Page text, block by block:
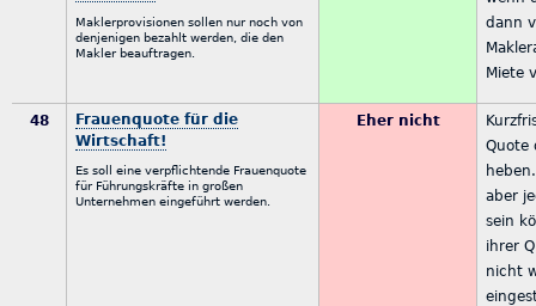
Maklerprovisionen sollen nur noch von
denjenigen bezahlt werden, die den
Makler beauftragen.
dann
Miete
48
Frauenquote für die
Wirtschaft!
Es soll eine verpflichtende Frauenquote
für Führungskräfte in großen
Unternehmen eingeführt werden.
Eher nicht
Quote
aber
sein
ihrer
nicht